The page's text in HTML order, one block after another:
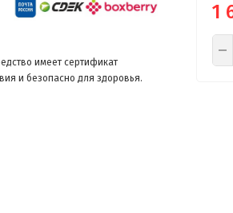
имеет сертификат
и безопасно для здоровья.
1